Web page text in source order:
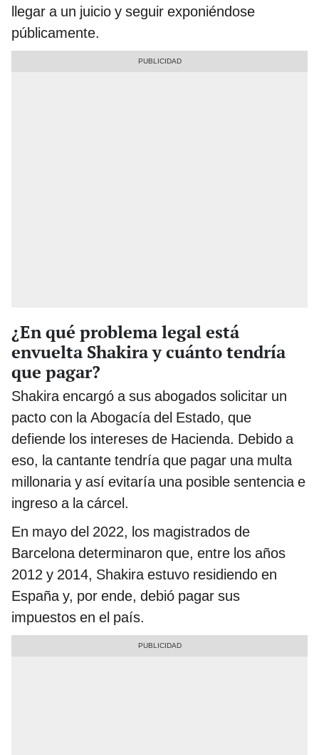
llegar a un juicio y seguir exponiéndose
públicamente.
¿En qué problema legal está
envuelta Shakira y cuánto tendría
que pagar?
Shakira encargó a sus abogados solicitar un
pacto con la Abogacía del Estado, que
defiende los intereses de Hacienda. Debido a
eso, la cantante tendría que pagar una multa
millonaria y así evitaría una posible sentencia e
ingreso a la cárcel.
En mayo del 2022, los magistrados de
Barcelona determinaron que, entre los años
2012 y 2014, Shakira estuvo residiendo en
España y, por ende, debió pagar sus
impuestos en el país.